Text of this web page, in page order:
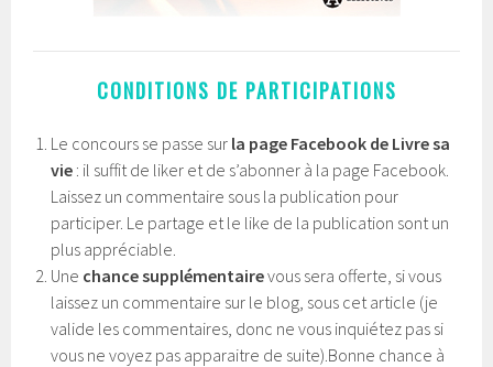
CONDITIONS DE PARTICIPATIONS
Le concours se passe sur la page Facebook de Livre sa
vie : il suffit de liker et de s’abonner à la page Facebook.
Laissez un commentaire sous la publication pour
participer. Le partage et le like de la publication sont un
plus appréciable.
Une chance supplémentairevous sera offerte, si vous
laissez un commentaire sur le blog, sous cet article (je
valide les commentaires, donc ne vous inquiétez pas si
vous ne voyez pas apparaitre de suite).Bonne chance à